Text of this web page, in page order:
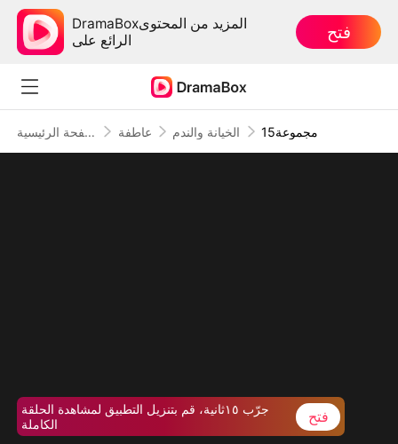
DramaBoxالمزيد من المحتوى
الرائع على
فتح
الصفحة الرئيسية عاطفة الخيانة والندم 15مجموعة
جرّب ١٥ثانية، قم بتنزيل التطبيق لمشاهدة الحلقة
الكاملة
فتح